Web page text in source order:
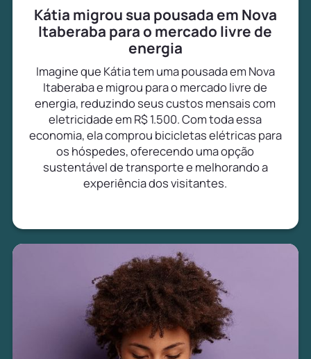
Kátia migrou sua pousada em Nova
Itaberaba para o mercado livre de
energia
Imagine que Kátia tem uma pousada em Nova
Itaberaba e migrou para o mercado livre de
energia, reduzindo seus custos mensais com
eletricidade em R$ 1.500. Com toda essa
economia, ela comprou bicicletas elétricas para
os hóspedes, oferecendo uma opção
sustentável de transporte e melhorando a
experiência dos visitantes.